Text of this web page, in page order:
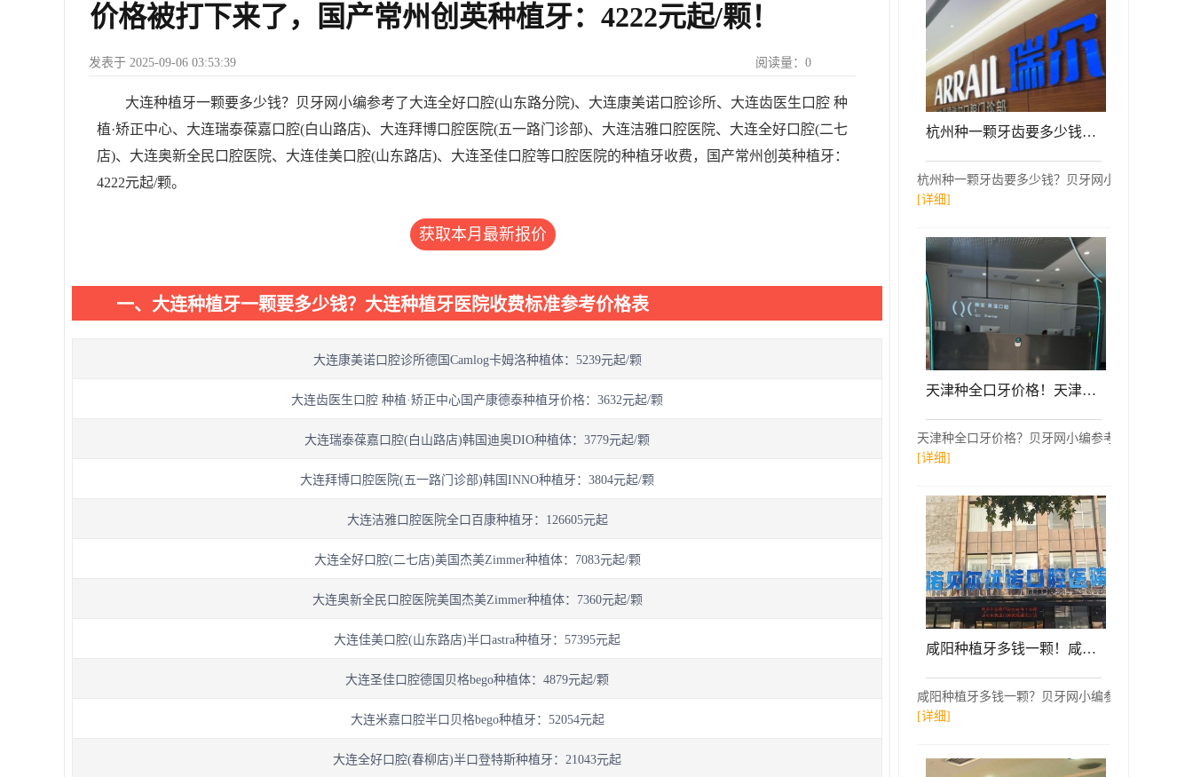
价格被打下来了，国产常州创英种植牙：4222元起/颗！
发表于 2025-09-06 03:53:39 阅读量： 0
大连种植牙一颗要多少钱？贝牙网小编参考了大连全好口腔(山东路分院)、大连康美诺口腔诊所、大连齿医生口腔 种
植·矫正中心、大连瑞泰葆嘉口腔(白山路店)、大连拜博口腔医院(五一路门诊部)、大连洁雅口腔医院、大连全好口腔(二七
店)、大连奥新全民口腔医院、大连佳美口腔(山东路店)、大连圣佳口腔等口腔医院的种植牙收费，国产常州创英种植牙：
4222元起/颗。
获取本月最新报价
一、大连种植牙一颗要多少钱？大连种植牙医院收费标准参考价格表
大连康美诺口腔诊所德国Camlog卡姆洛种植体：5239元起/颗
大连齿医生口腔 种植·矫正中心国产康德泰种植牙价格：3632元起/颗
大连瑞泰葆嘉口腔(白山路店)韩国迪奥DIO种植体：3779元起/颗
大连拜博口腔医院(五一路门诊部)韩国INNO种植牙：3804元起/颗
大连洁雅口腔医院全口百康种植牙：126605元起
大连全好口腔(二七店)美国杰美Zimmer种植体：7083元起/颗
大连奥新全民口腔医院美国杰美Zimmer种植体：7360元起/颗
大连佳美口腔(山东路店)半口astra种植牙：57395元起
大连圣佳口腔德国贝格bego种植体：4879元起/颗
大连米嘉口腔半口贝格bego种植牙：52054元起
大连全好口腔(春柳店)半口登特斯种植牙：21043元起
杭州种一颗牙齿要多少钱！杭州瑞尔口腔门诊部(高德置地广场)种牙超划算，瑞典Astra种植牙：9034元起/颗！
杭州种一颗牙齿要多少钱？贝牙网小编参考了杭
[详细]
天津种全口牙价格！天津微笑青澄口腔门诊部(和平区)种植牙价格表更新，瑞典诺贝尔PMC种植牙：7823元起/颗！
天津种全口牙价格？贝牙网小编参考了天津微笑
[详细]
咸阳种植牙多钱一颗！咸阳诺贝尔口腔医院(咸阳分院)种植牙价格表抢先看，瑞典诺贝尔Active种植牙：12904元起/颗！
咸阳种植牙多钱一颗？贝牙网小编参考了咸阳诺
[详细]